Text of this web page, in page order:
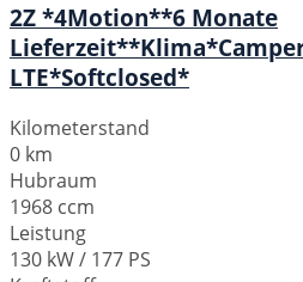
2Z *4Motion**6 Monate
LTE*Softclosed*
Kilometerstand
0 km
Hubraum
1968 ccm
Leistung
130 kW / 177 PS